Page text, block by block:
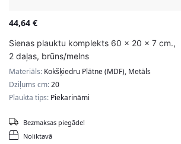
44,64 €
Sienas plauktu komplekts 60 x 20 x 7 cm.,
2 daļas, brūns/melns
Materiāls: Kokšķiedru Plātne (MDF), Metāls
Dziļums cm:20
Plaukta tips: Piekarināmi
Noliktavā
Bezmaksas piegāde!